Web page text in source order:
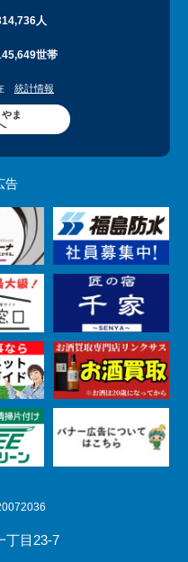
人
世帯
統計情報
ま
告
丁目23-7